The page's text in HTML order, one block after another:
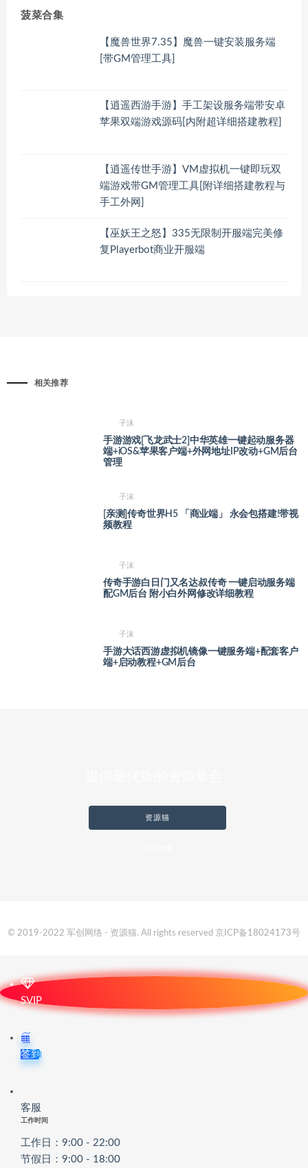
菠菜合集
【魔兽世界7.35】魔兽一键安装服务端
[带GM管理工具]
【逍遥西游手游】手工架设服务端带安卓
苹果双端游戏源码[内附超详细搭建教程]
【逍遥传世手游】VM虚拟机一键即玩双
端游戏带GM管理工具[附详细搭建教程与
手工外网]
【巫妖王之怒】335无限制开服端完美修
复Playerbot商业开服端
相关推荐
子沫
手游游戏[飞龙武士2]中华英雄一键起动服务器
端+iOS&苹果客户端+外网地址IP改动+GM后台
管理
子沫
[亲测]传奇世界H5 「商业端」 永会包搭建!带视
频教程
子沫
传奇手游白日门又名达叔传奇 一键启动服务端
配GM后台 附小白外网修改详细教程
子沫
手游大话西游虚拟机镜像一键服务端+配套客户
端+启动教程+GM后台
资源猫
© 2019-2022 军创网络 - 资源猫. All rights reserved 京ICP备18024173号
SVIP
签到
客服
工作时间
工作日：9:00 - 22:00
节假日：9:00 - 18:00